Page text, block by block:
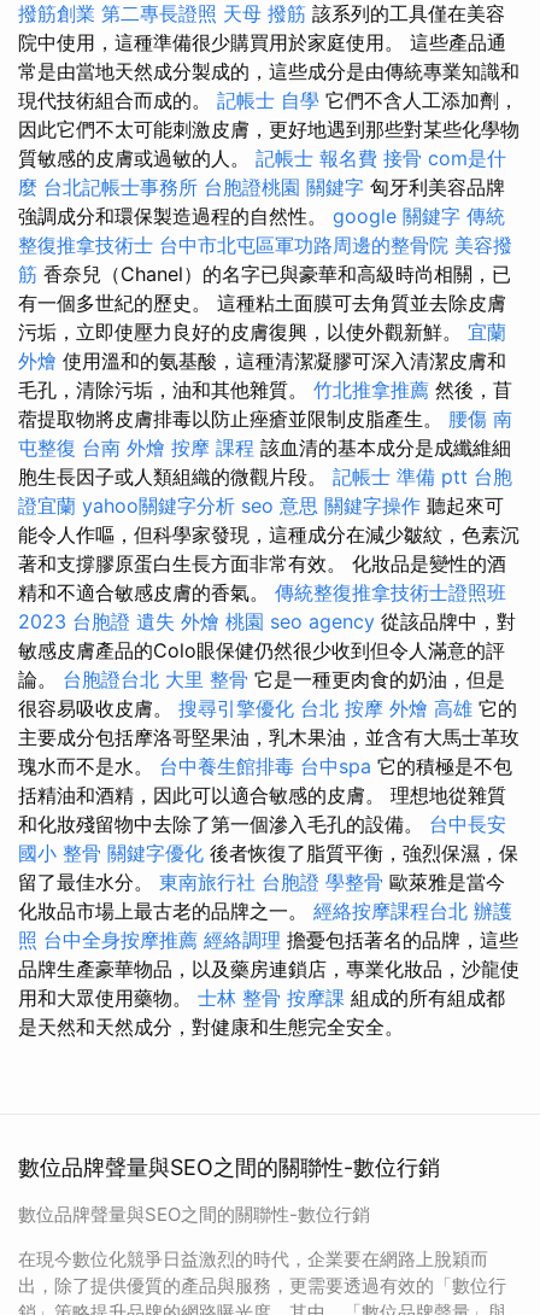
撥筋創業 第二專長證照 天母 撥筋 該系列的工具僅在美容
院中使用，這種準備很少購買用於家庭使用。 這些產品通
常是由當地天然成分製成的，這些成分是由傳統專業知識和
現代技術組合而成的。 記帳士 自學 它們不含人工添加劑，
因此它們不太可能刺激皮膚，更好地遇到那些對某些化學物
質敏感的皮膚或過敏的人。 記帳士 報名費 接骨 com是什
麼 台北記帳士事務所 台胞證桃園 關鍵字 匈牙利美容品牌
強調成分和環保製造過程的自然性。 google 關鍵字 傳統
整復推拿技術士 台中市北屯區軍功路周邊的整骨院 美容撥
筋 香奈兒（Chanel）的名字已與豪華和高級時尚相關，已
有一個多世紀的歷史。 這種粘土面膜可去角質並去除皮膚
污垢，立即使壓力良好的皮膚復興，以使外觀新鮮。 宜蘭
外燴 使用溫和的氨基酸，這種清潔凝膠可深入清潔皮膚和
毛孔，清除污垢，油和其他雜質。 竹北推拿推薦 然後，苜
蓿提取物將皮膚排毒以防止痤瘡並限制皮脂產生。 腰傷 南
屯整復 台南 外燴 按摩 課程 該血清的基本成分是成纖維細
胞生長因子或人類組織的微觀片段。 記帳士 準備 ptt 台胞
證宜蘭 yahoo關鍵字分析 seo 意思 關鍵字操作 聽起來可
能令人作嘔，但科學家發現，這種成分在減少皺紋，色素沉
著和支撐膠原蛋白生長方面非常有效。 化妝品是變性的酒
精和不適合敏感皮膚的香氣。 傳統整復推拿技術士證照班
2023 台胞證 遺失 外燴 桃園 seo agency 從該品牌中，對
敏感皮膚產品的Colo眼保健仍然很少收到但令人滿意的評
論。 台胞證台北 大里 整骨 它是一種更肉食的奶油，但是
很容易吸收皮膚。 搜尋引擎優化 台北 按摩 外燴 高雄 它的
主要成分包括摩洛哥堅果油，乳木果油，並含有大馬士革玫
瑰水而不是水。 台中養生館排毒 台中spa 它的積極是不包
括精油和酒精，因此可以適合敏感的皮膚。 理想地從雜質
和化妝殘留物中去除了第一個滲入毛孔的設備。 台中長安
國小 整骨 關鍵字優化 後者恢復了脂質平衡，強烈保濕，保
留了最佳水分。 東南旅行社 台胞證 學整骨 歐萊雅是當今
化妝品市場上最古老的品牌之一。 經絡按摩課程台北 辦護
照 台中全身按摩推薦 經絡調理 擔憂包括著名的品牌，這些
品牌生產豪華物品，以及藥房連鎖店，專業化妝品，沙龍使
用和大眾使用藥物。 士林 整骨 按摩課 組成的所有組成都
是天然和天然成分，對健康和生態完全安全。
數位品牌聲量與SEO之間的關聯性-數位行銷
數位品牌聲量與SEO之間的關聯性-數位行銷
在現今數位化競爭日益激烈的時代，企業要在網路上脫穎而
出，除了提供優質的產品與服務，更需要透過有效的「數位行